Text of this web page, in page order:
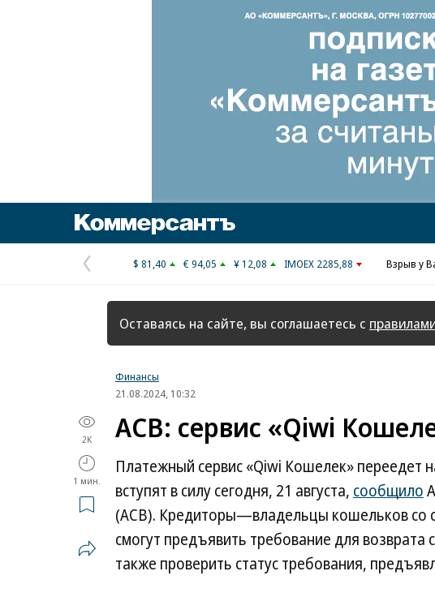
Предыдущая
страница
$ 81,40 € 94,05 ¥ 12,08 IMOEX 2285,88 Взрыв у
Оставаясь на сайте, вы соглашаетесь с
Финансы
21.08.2024, 10:32
2K
1 мин.
АСВ: сервис «Qiwi
Платежный сервис «Qiwi Кошелек» переедет
вступят в силу сегодня, 21 августа, сообщило
(АСВ). Кредиторы—владельцы кошельков со
смогут предъявить требование для возврата
также проверить статус требования,